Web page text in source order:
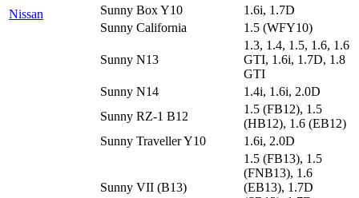
Nissan
Sunny Box Y10
1.6i, 1.7D
Sunny California
1.5 (WFY10)
Sunny N13
1.3, 1.4, 1.5, 1.6, 1.6
GTI, 1.6i, 1.7D, 1.8
GTI
Sunny N14
1.4i, 1.6i, 2.0D
Sunny RZ-1 B12
1.5 (FB12), 1.5
(HB12), 1.6 (EB12)
Sunny Traveller Y10
1.6i, 2.0D
Sunny VII (B13)
1.5 (FB13), 1.5
(FNB13), 1.6
(EB13), 1.7D